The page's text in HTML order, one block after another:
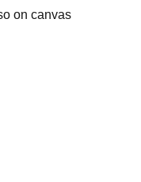
on canvas